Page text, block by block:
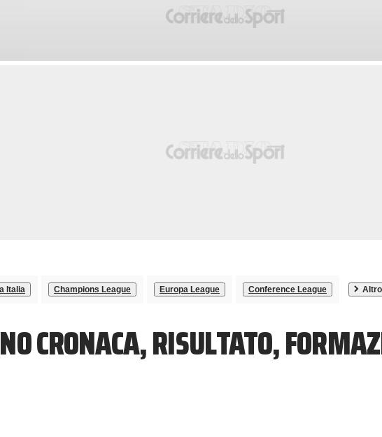
Italia Champions League Europa League Conference League Altro
CRONACA, RISULTATO,